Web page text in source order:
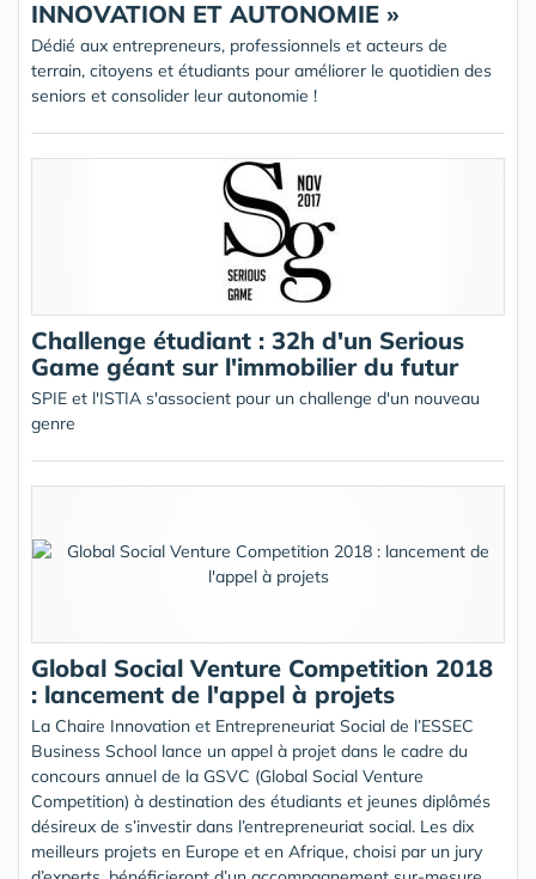
INNOVATION ET AUTONOMIE »
Dédié aux entrepreneurs, professionnels et acteurs de
terrain, citoyens et étudiants pour améliorer le quotidien des
seniors et consolider leur autonomie !
Challenge étudiant : 32h d'un Serious
Game géant sur l'immobilier du futur
SPIE et l'ISTIA s'associent pour un challenge d'un nouveau
genre
Global Social Venture Competition 2018
: lancement de l'appel à projets
La Chaire Innovation et Entrepreneuriat Social de l’ESSEC
Business School lance un appel à projet dans le cadre du
concours annuel de la GSVC (Global Social Venture
Competition) à destination des étudiants et jeunes diplômés
désireux de s’investir dans l’entrepreneuriat social. Les dix
meilleurs projets en Europe et en Afrique, choisi par un jury